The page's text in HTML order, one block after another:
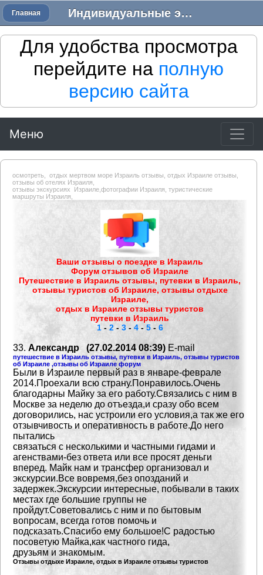
Индивидуальные экскурсии в Израиле - Трансфер в Израиле
Главная
Для удобства просмотра
перейдите на полную
версию сайта
Меню
осмотреть, отдых мертвом море Израиль отзывы, отдых Израиле отзывы,
отзывы об отелях Израиля,
отзывы экскурсиях Израиле,фотографии Израиля, туристические
маршруты Израиля,
Ваши отзывы о поездке в Израиль
Форум отзывов об Израиле
Путешествие в Израиль отзывы, путевки в Израиль,
отзывы туристов об Израиле, отзывы отдыхе
Израиле,
отдых в Израиле отзывы туристов
путевки в Израиль
1- 2- 3- 4- 5- 6
33. Александр (27.02.2014 08:39) E-mail
путешествие в Израиль отзывы, путевки в Израиль, отзывы туристов
об Израиле ,отзывы об Израиле форум
Были в Израиле первый раз в январе-феврале
2014.Проехали всю страну.Понравилось.Очень
благодарны Майку за его работу.Связались с ним в
Москве за неделю до отъезда,и сразу обо всем
договорились, нас устроили его условия,а так же его
отзывчивость и оперативность в работе.До него
пытались
связаться с несколькими и частными гидами и
агенствами-без ответа или все просят деньги
вперед. Майк нам и трансфер организовал и
экскурсии.Все вовремя,без опозданий и
задержек.Экскурсии интересные, побывали в таких
местах где большие группы не
пройдут.Советовались с ним и по бытовым
вопросам, всегда готов помочь и
подсказать.Спасибо ему большое!С радостью
посоветую Майка,как частного гида,
друзьям и знакомым.
Отзывы отдыхе Израиле, отдых в Израиле отзывы туристов